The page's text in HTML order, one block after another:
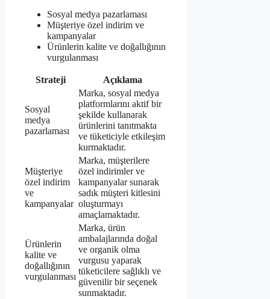
Sosyal medya pazarlaması
Müşteriye özel indirim ve
kampanyalar
Ürünlerin kalite ve doğallığının
vurgulanması
Strateji Açıklama
Sosyal
medya
pazarlaması
Marka, sosyal medya
platformlarını aktif bir
şekilde kullanarak
ürünlerini tanıtmakta
ve tüketiciyle etkileşim
kurmaktadır.
Müşteriye
özel indirim
ve
kampanyalar
Marka, müşterilere
özel indirimler ve
kampanyalar sunarak
sadık müşteri kitlesini
oluşturmayı
amaçlamaktadır.
Ürünlerin
kalite ve
doğallığının
vurgulanması
Marka, ürün
ambalajlarında doğal
ve organik olma
vurgusu yaparak
tüketicilere sağlıklı ve
güvenilir bir seçenek
sunmaktadır.